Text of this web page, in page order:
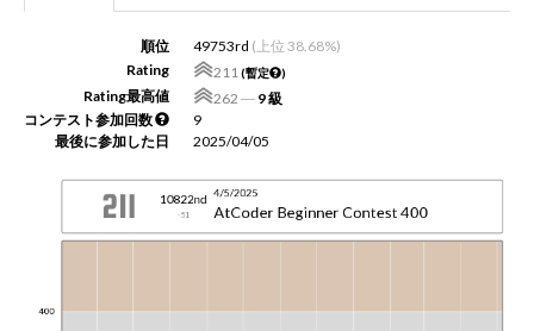
順位 49753rd (上位 38.68%)
Rating
211 (暫定 )
Rating最高値 262 ― 9 級
コンテスト参加回数
9
最後に参加した日
2025/04/05